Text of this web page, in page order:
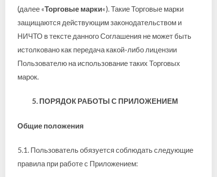
(далее «Торговые марки«). Такие Торговые марки
защищаются действующим законодательством и
НИЧТО в тексте данного Соглашения не может быть
истолковано как передача какой-либо лицензии
Пользователю на использование таких Торговых
марок.
5. ПОРЯДОК РАБОТЫ С ПРИЛОЖЕНИЕМ
Общие положения
5.1. Пользователь обязуется соблюдать следующие
правила при работе с Приложением: